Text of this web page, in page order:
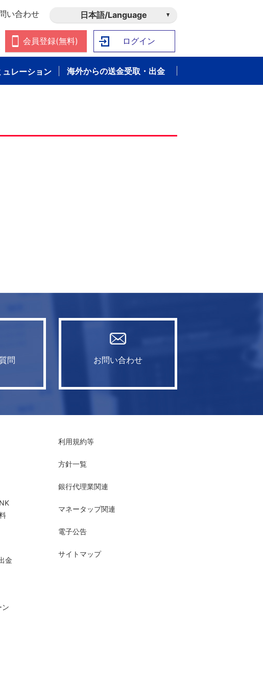
い合わせ 日本語/Language
会員登録(無料) ログイン
ュレーション 海外からの送金受取・出金
問 お問い合わせ
金
ン
利用規約等
方針一覧
銀行代理業関連
マネータップ関連
電子公告
サイトマップ